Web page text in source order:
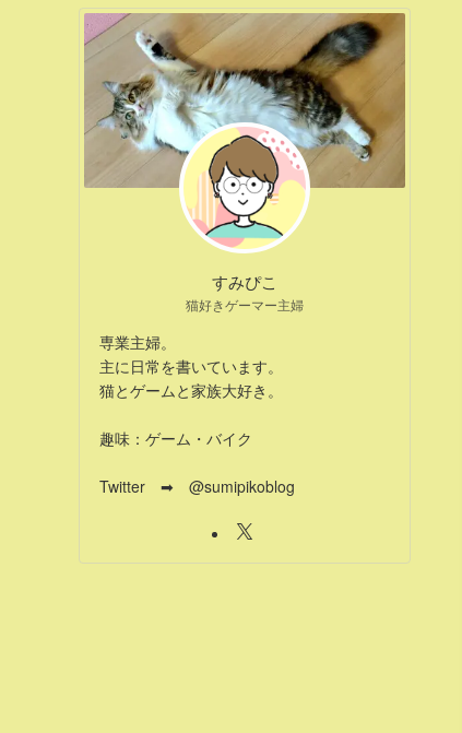
すみぴこ
猫好きゲーマー主婦
専業主婦。
主に日常を書いています。
猫とゲームと家族大好き。
趣味：ゲーム・バイク
Twitter ➡ @sumipikoblog